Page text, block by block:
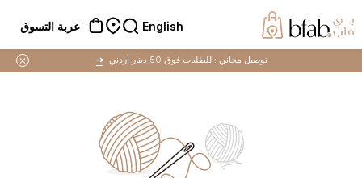
English عربة التسوق
توصيل مجاني : للطلبات فوق 50 دينار أردني ➜